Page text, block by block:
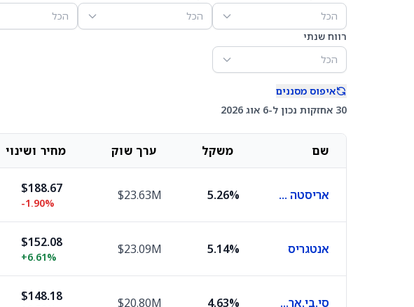
הכל
הכל
הכל
רווח שנתי
הכל
איפוס מסננים
30 אחזקות נכון ל-6 אוג 2026
שם משקל ערך שוק מחיר ושינוי
אריסטה נטוורקס 5.26%
$23.63M
$188.67
-1.90%
אנטגריס 5.14%
$23.09M
$152.08
+6.61%
סי.בי.אר.אי גרופ 4.63%
$20.80M
$148.18